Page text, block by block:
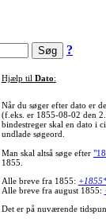
?
Hjælp til Dato:
Når du søger efter dato er
(f.eks. er 1855-08-02 den
bindestreger skal en dato i
undlade søgeord.
Man skal altså søge efter
1855.
Alle breve fra 1855:
Alle breve fra august 1855:
Det er på nuværende